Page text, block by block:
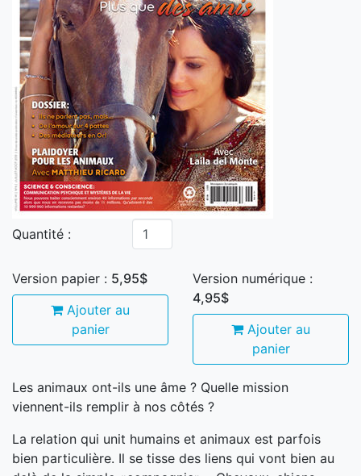
Quantité :
Version papier : 5,95$
Ajouter au
panier
Version numérique :
4,95$
Ajouter au
panier
Les animaux ont-ils une âme ? Quelle mission
viennent-ils remplir à nos côtés ?
La relation qui unit humains et animaux est parfois
bien particulière. Il se tisse des liens qui vont bien au